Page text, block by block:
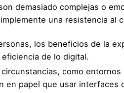
demasiado complejas o
una resistencia al
los beneficios de la
de lo digital.
como
en papel que usar interfaces